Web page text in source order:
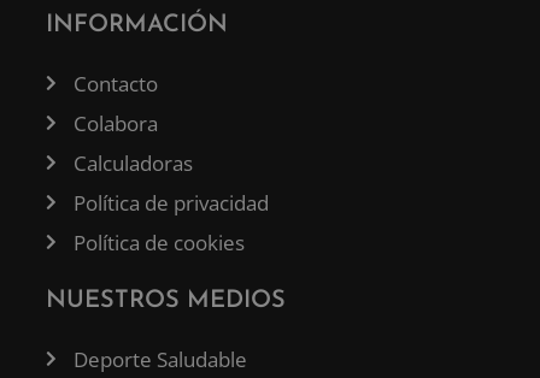
INFORMACIÓN
Contacto
Colabora
Calculadoras
Política de privacidad
Política de cookies
NUESTROS MEDIOS
Deporte Saludable